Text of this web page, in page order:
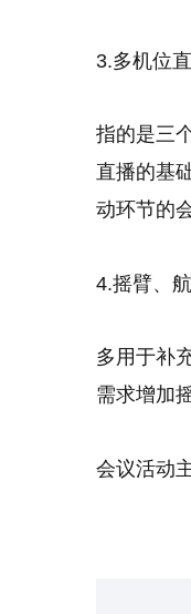
3.多机位直
指的是三
直播的基
动环节的
4.摇臂、
多用于补
需求增加
会议活动